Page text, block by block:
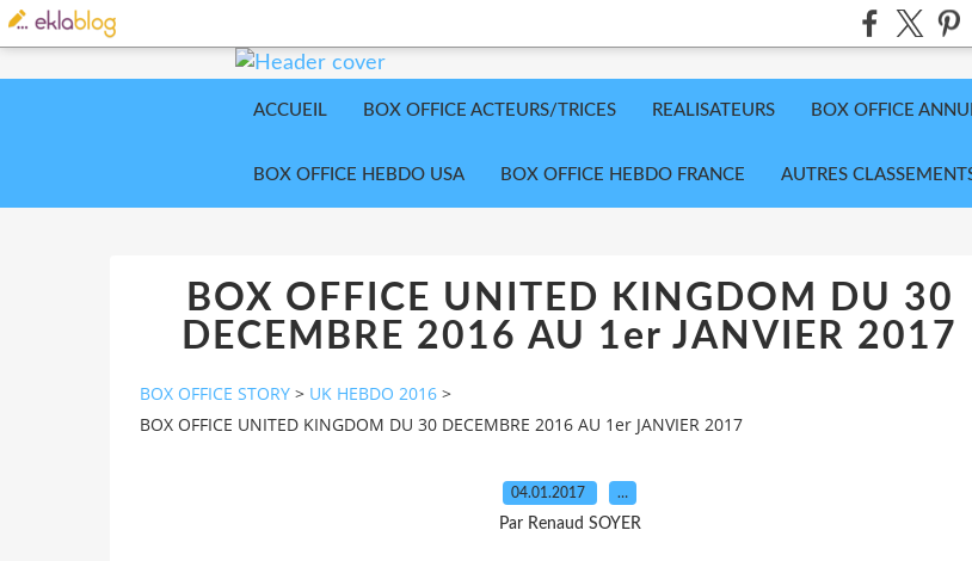
ACCUEIL BOX OFFICE ACTEURS/TRICES REALISATEURS BOX OFFICE
BOX OFFICE HEBDO USA BOX OFFICE HEBDO FRANCE AUTRES
BOX OFFICE UNITED KINGDOM DU 30
DECEMBRE 2016 AU 1er JANVIER 2017
BOX OFFICE STORY > UK HEBDO 2016 >
BOX OFFICE UNITED KINGDOM DU 30 DECEMBRE 2016 AU 1er JANVIER 2017
04.01.2017 …
Par Renaud SOYER